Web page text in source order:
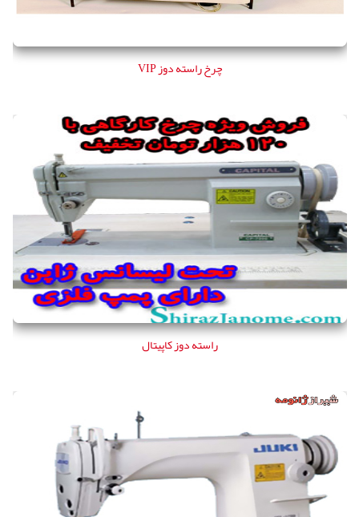
چرخ راسته دوز VIP
راسته دوز کاپیتال
راسته دوز کاپیتال
راسته دوز ژوکی